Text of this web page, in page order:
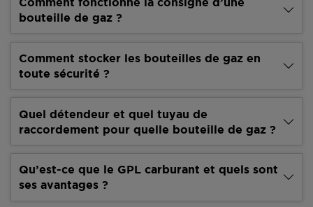
bouteille de gaz ?
Comment stocker les bouteilles de gaz en
toute sécurité ?
Quel détendeur et quel tuyau de
raccordement pour quelle bouteille de gaz ?
Qu’est-ce que le GPL carburant et quels sont
ses avantages ?